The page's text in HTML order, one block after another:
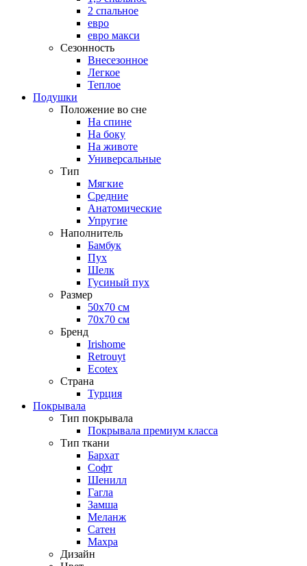
2 спальное
евро
евро макси
Сезонность
Внесезонное
Легкое
Теплое
Подушки
Положение во сне
На спине
На боку
На животе
Универсальные
Тип
Мягкие
Средние
Анатомические
Упругие
Наполнитель
Бамбук
Пух
Шелк
Гусиный пух
Размер
50х70 см
70х70 см
Бренд
Irishome
Retrouyt
Ecotex
Cтрана
Турция
Покрывала
Тип покрывала
Покрывала премиум класса
Тип ткани
Бархат
Софт
Шенилл
Гагла
Замша
Меланж
Сатен
Махра
Дизайн